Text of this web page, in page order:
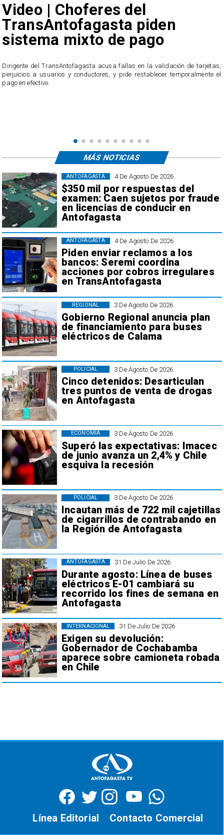
Video | Choferes del
TransAntofagasta piden
sistema mixto de pago
​Dirigente del TransAntofagasta acusa fallas en la validación de tarjetas,
perjuicios a usuarios y conductores, y pide restablecer temporalmente el
pago en efectivo.
4 De Agosto De 2026
$350 mil por respuestas del
examen: Caen sujetos por fraude
en licencias de conducir en
Antofagasta
ANTOFAGASTA
4 De Agosto De 2026
Piden enviar reclamos a los
bancos: Seremi coordina
acciones por cobros irregulares
en TransAntofagasta
ANTOFAGASTA
3 De Agosto De 2026
Gobierno Regional anuncia plan
de financiamiento para buses
eléctricos de Calama
REGIONAL
3 De Agosto De 2026
Cinco detenidos: Desarticulan
tres puntos de venta de drogas
en Antofagasta
POLICIAL
3 De Agosto De 2026
Superó las expectativas: Imacec
de junio avanza un 2,4% y Chile
esquiva la recesión
ECONOMÍA
3 De Agosto De 2026
Incautan más de 722 mil cajetillas
de cigarrillos de contrabando en
la Región de Antofagasta
POLICIAL
31 De Julio De 2026
Durante agosto: Línea de buses
eléctricos E-01 cambiará su
recorrido los fines de semana en
Antofagasta
ANTOFAGASTA
31 De Julio De 2026
Exigen su devolución:
Gobernador de Cochabamba
aparece sobre camioneta robada
en Chile
INTERNACIONAL
MÁS NOTICIAS
Contacto Comercial
Línea Editorial